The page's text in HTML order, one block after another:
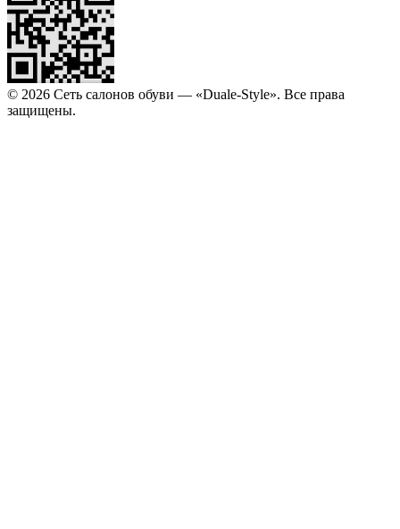
© 2026 Сеть салонов обуви — «Duale-Style». Все права
защищены.